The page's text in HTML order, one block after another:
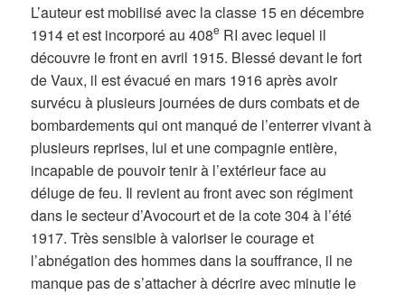
L’auteur est mobilisé avec la classe 15 en décembre
1914 et est incorporé au 408e RI avec lequel il
découvre le front en avril 1915. Blessé devant le fort
de Vaux, il est évacué en mars 1916 après avoir
survécu à plusieurs journées de durs combats et de
bombardements qui ont manqué de l’enterrer vivant à
plusieurs reprises, lui et une compagnie entière,
incapable de pouvoir tenir à l’extérieur face au
déluge de feu. Il revient au front avec son régiment
dans le secteur d’Avocourt et de la cote 304 à l’été
1917. Très sensible à valoriser le courage et
l’abnégation des hommes dans la souffrance, il ne
manque pas de s’attacher à décrire avec minutie le